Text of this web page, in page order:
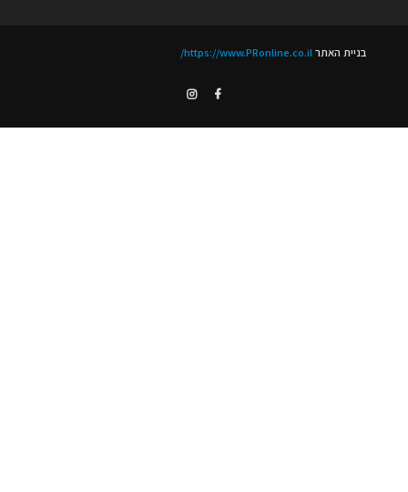
בניית האתרhttps://www.PRonline.co.il/